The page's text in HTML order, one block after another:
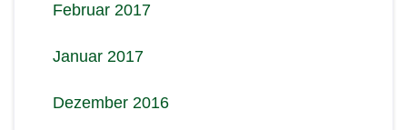
Februar 2017
Januar 2017
Dezember 2016